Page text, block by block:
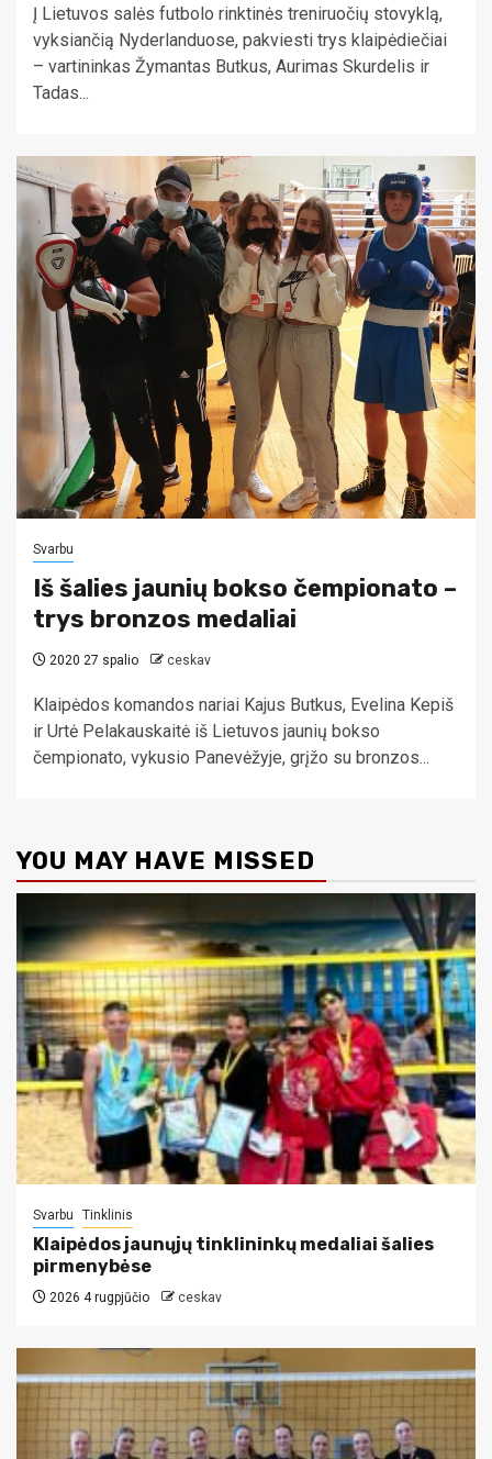
Į Lietuvos salės futbolo rinktinės treniruočių stovyklą,
vyksiančią Nyderlanduose, pakviesti trys klaipėdiečiai
– vartininkas Žymantas Butkus, Aurimas Skurdelis ir
Tadas...
Svarbu
Iš šalies jaunių bokso čempionato –
trys bronzos medaliai
2020 27 spalio ceskav
Klaipėdos komandos nariai Kajus Butkus, Evelina Kepiš
ir Urtė Pelakauskaitė iš Lietuvos jaunių bokso
čempionato, vykusio Panevėžyje, grįžo su bronzos...
YOU MAY HAVE MISSED
Svarbu Tinklinis
Klaipėdos jaunųjų tinklininkų medaliai šalies
pirmenybėse
2026 4 rugpjūčio ceskav